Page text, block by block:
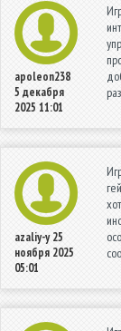
apoleon238
5 декабря
2025 11:01
azaliy-y 25
ноября 2025
05:01